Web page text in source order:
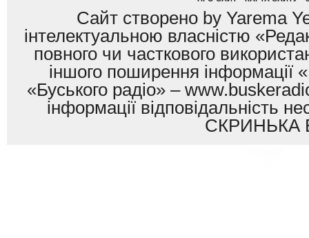
Сайт створено by Yarema
інтелектуальною власністю
повного чи часткового
іншого поширення інформації
«Буського радіо» –
інформації
СКРИНЬКА